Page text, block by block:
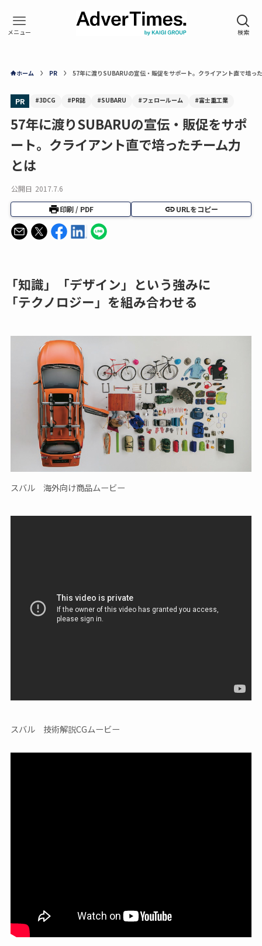
ホーム PR 57年に渡りSUBARUの宣伝・販促をサポート。クライアント直で培っ
PR #3DCG #PR誌 #SUBARU #フェロールーム #富士重工業
57年に渡りSUBARUの宣伝・販促をサポ
ート。クライアント直で培ったチーム力
とは
公開日 2017.7.6
印刷 / PDF URLをコピー
「知識」「デザイン」という強みに
「テクノロジー」を組み合わせる
スバル 海外向け商品ムービー
スバル 技術解説CGムービー